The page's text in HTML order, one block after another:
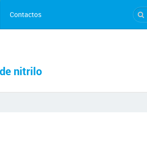
Contactos
nitrilo